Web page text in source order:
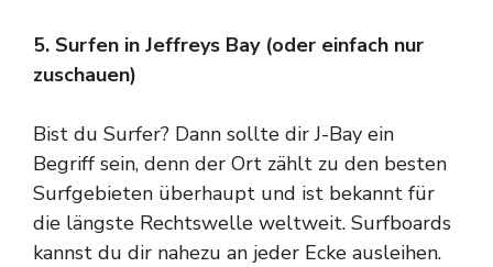
5. Surfen in Jeffreys Bay (oder einfach nur
zuschauen)
Bist du Surfer? Dann sollte dir J-Bay ein
Begriff sein, denn der Ort zählt zu den besten
Surfgebieten überhaupt und ist bekannt für
die längste Rechtswelle weltweit. Surfboards
kannst du dir nahezu an jeder Ecke ausleihen.